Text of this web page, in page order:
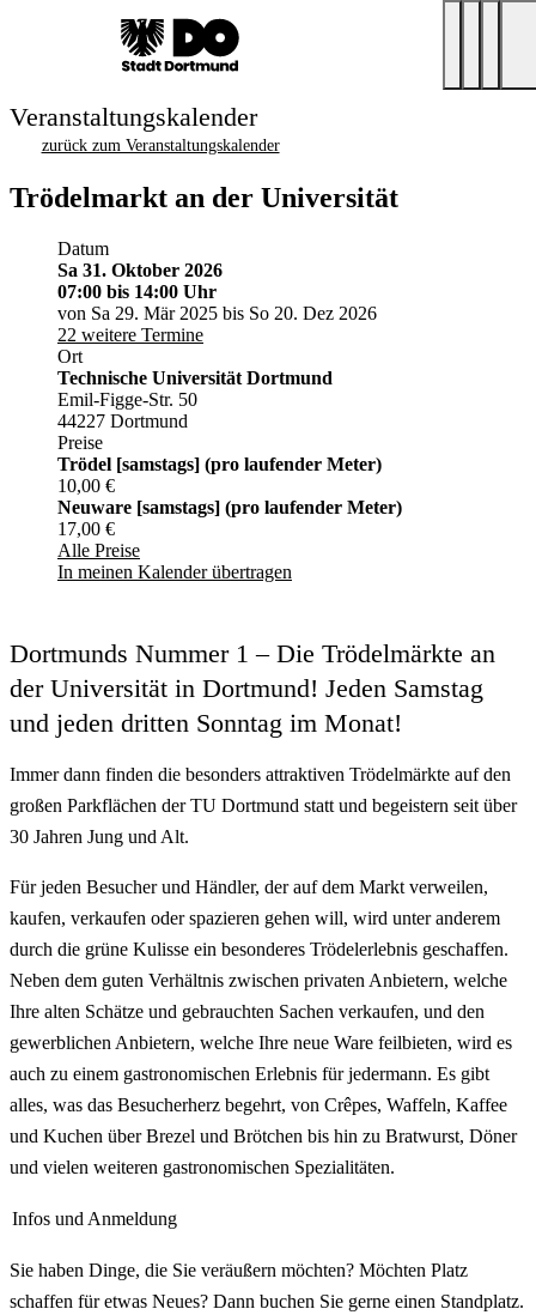
Veranstaltungskalender
zurück zum Veranstaltungskalender
Trödelmarkt an der Universität
Datum
Sa 31. Oktober 2026
07:00 bis 14:00 Uhr
von Sa 29. Mär 2025 bis So 20. Dez 2026
22 weitere Termine
Ort
Technische Universität Dortmund
Emil-Figge-Str. 50
44227 Dortmund
Preise
Trödel [samstags] (pro laufender Meter)
10,00 €
Neuware [samstags] (pro laufender Meter)
17,00 €
Alle Preise
In meinen Kalender übertragen
Dortmunds Nummer 1 – Die Trödelmärkte an
der Universität in Dortmund! Jeden Samstag
und jeden dritten Sonntag im Monat!
Immer dann finden die besonders attraktiven Trödelmärkte auf den
großen Parkflächen der TU Dortmund statt und begeistern seit über
30 Jahren Jung und Alt.
Für jeden Besucher und Händler, der auf dem Markt verweilen,
kaufen, verkaufen oder spazieren gehen will, wird unter anderem
durch die grüne Kulisse ein besonderes Trödelerlebnis geschaffen.
Neben dem guten Verhältnis zwischen privaten Anbietern, welche
Ihre alten Schätze und gebrauchten Sachen verkaufen, und den
gewerblichen Anbietern, welche Ihre neue Ware feilbieten, wird es
auch zu einem gastronomischen Erlebnis für jedermann. Es gibt
alles, was das Besucherherz begehrt, von Crêpes, Waffeln, Kaffee
und Kuchen über Brezel und Brötchen bis hin zu Bratwurst, Döner
und vielen weiteren gastronomischen Spezialitäten.
Infos und Anmeldung
Sie haben Dinge, die Sie veräußern möchten? Möchten Platz
schaffen für etwas Neues? Dann buchen Sie gerne einen Standplatz.